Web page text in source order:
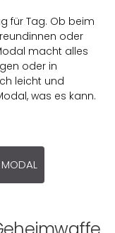
für Tag. Ob beim
oder
macht alles
oder in
leicht und
was es kann.
MODAL